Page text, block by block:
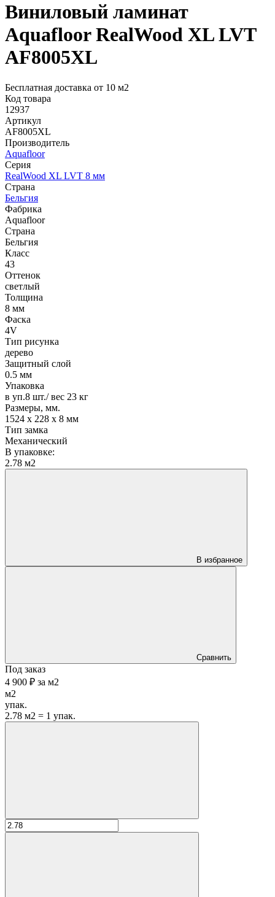
Виниловый ламинат
Aquafloor RealWood XL LVT
AF8005XL
Бесплатная доставка от 10 м2
Код товара
12937
Артикул
AF8005XL
Производитель
Aquafloor
Серия
RealWood XL LVT 8 мм
Страна
Бельгия
Фабрика
Aquafloor
Страна
Бельгия
Класс
43
Оттенок
светлый
Толщина
8 мм
Фаска
4V
Тип рисунка
дерево
Защитный слой
0.5 мм
Упаковка
в уп.8 шт./ вес 23 кг
Размеры, мм.
1524 х 228 х 8 мм
Тип замка
Механический
В упаковке:
2.78 м2
В избранное
Сравнить
Под заказ
4 900 ₽ за м2
м2
упак.
2.78 м2 = 1 упак.